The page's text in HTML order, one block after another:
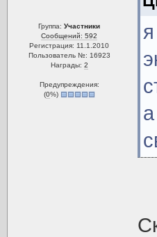
Группа:Участники
Сообщений: 592
Регистрация: 11.1.2010
Пользователь №: 16923
Награды: 2
Предупреждения:
(0%)